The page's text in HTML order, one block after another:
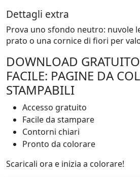
Dettagli extra
Prova uno sfondo neutro: nuvole
prato o una cornice di fiori per
DOWNLOAD
FACILE: PAGINE DA
STAMPABILI
Accesso gratuito
Facile da stampare
Contorni chiari
Pronto da colorare
Scaricali ora e inizia a colorare!